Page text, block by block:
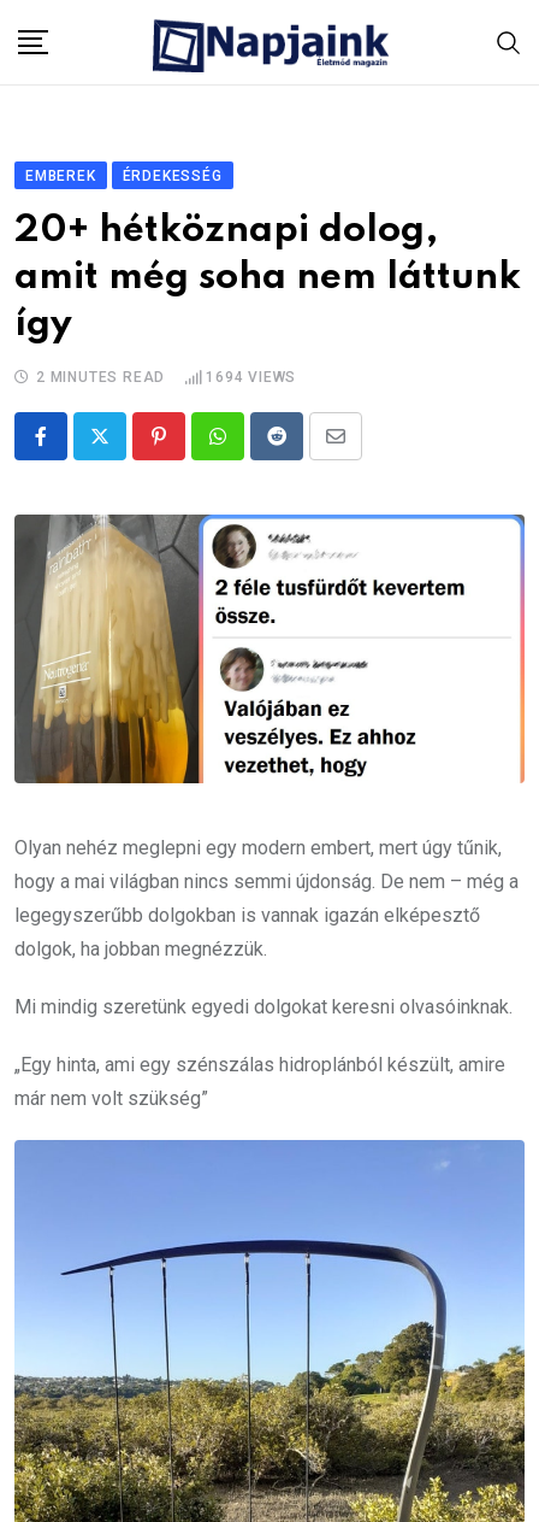
EMBEREK ÉRDEKESSÉG
20+ hétköznapi dolog,
amit még soha nem láttunk
így
2 MINUTES READ 1694 VIEWS
PinterestWhatsappRedditShare
Email
Olyan nehéz meglepni egy modern embert, mert úgy tűnik,
hogy a mai világban nincs semmi újdonság. De nem – még a
legegyszerűbb dolgokban is vannak igazán elképesztő
dolgok, ha jobban megnézzük.
Mi mindig szeretünk egyedi dolgokat keresni olvasóinknak.
„Egy hinta, ami egy szénszálas hidroplánból készült, amire
már nem volt szükség”